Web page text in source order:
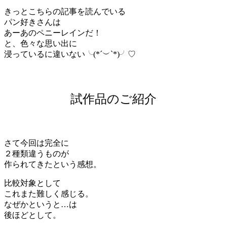
きっとこちらの記事を読んでいる
パン好きさんは
あーあのペニーレインだ！
と、色々な思い出に
浸っているに違いない╰(*´︶`*)╯♡
試作品のご紹介
さて今回は完全に
２種類違うものが
作られてきたという感想。
比較対象として
これまた難しく感じる。
なぜかというと…は
後ほどとして。